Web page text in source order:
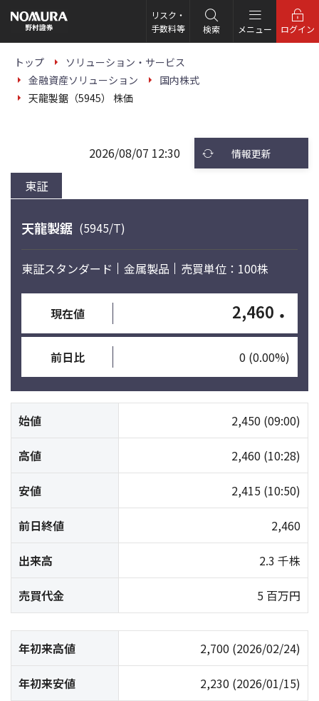
の
ー
リスク・
手数料等
検索 メニュー ログイン
トップ
ソリューション・サービス
金融資産ソリューション
国内株式
天龍製鋸（5945） 株価
東証
2026/08/07 12:30 情報更新
天龍製鋸 (5945/T)
東証スタンダード 金属製品 売買単位：100株
現在値 2,460 ・
前日比 0 (0.00%)
始値 2,450 (09:00)
高値 2,460 (10:28)
安値 2,415 (10:50)
前日終値 2,460
出来高 2.3 千株
売買代金 5 百万円
年初来高値 2,700 (2026/02/24)
年初来安値 2,230 (2026/01/15)